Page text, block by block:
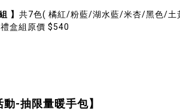
】 共7色( 橘紅/粉藍/湖水藍/米杏/黑色/土
盒組原價 $540
動-抽限量暖手包】